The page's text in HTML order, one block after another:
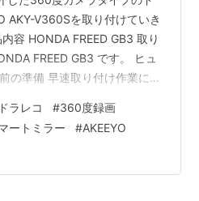
AKY-V360Sを取り付けていき
容 HONDA FREED GB3 取り
FREED GB3 です。 ヒュ
の準備 早速取り付け作業に入
るオプションの常時電源ケ
GB3では常時電源ケー
となります。そのため、ヒ
本体に反射防止シートを
ドラレコ #360度録画
ートミラー #AKEEYO